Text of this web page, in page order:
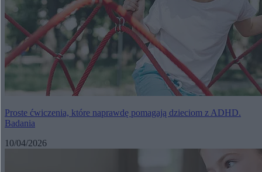
Proste ćwiczenia, które naprawdę pomagają dzieciom z ADHD.
Badania
10/04/2026